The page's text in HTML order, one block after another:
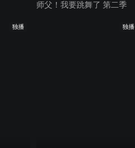
师父！我要跳舞了 第二季
独播 独播